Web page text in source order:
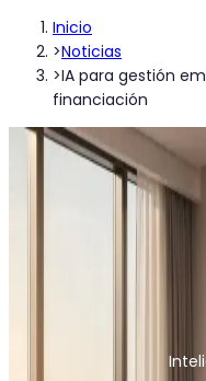
Inicio
>Noticias
>IA para gestión
financiación